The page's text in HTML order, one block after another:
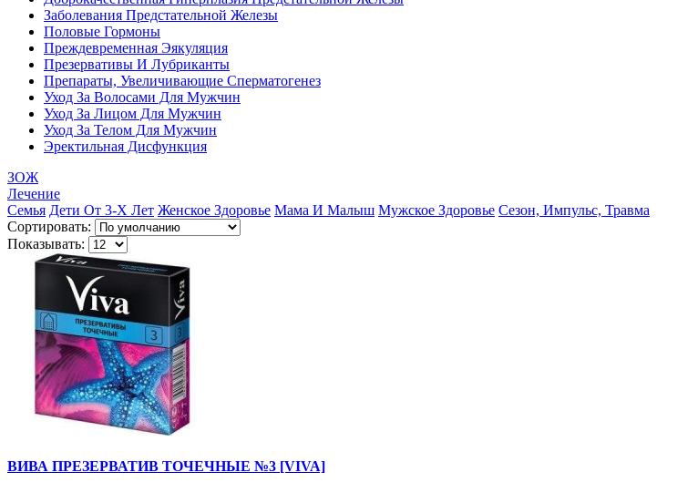
Заболевания Предстательной Железы
Половые Гормоны
Преждевременная Эякуляция
Презервативы И Лубриканты
Препараты, Увеличивающие Сперматогенез
Уход За Волосами Для Мужчин
Уход За Лицом Для Мужчин
Уход За Телом Для Мужчин
Эректильная Дисфункция
ЗОЖ
Лечение
Семья Дети От 3-Х Лет Женское Здоровье Мама И Малыш Мужское Здоровье Сезон, Импульс, Травма
Сортировать:
Показывать:
ВИВА ПРЕЗЕРВАТИВ ТОЧЕЧНЫЕ №3 [VIVA]